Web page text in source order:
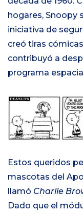
hogares, Snoopy
iniciativa de
creó tiras
contribuyó a
programa
Estos queridos
mascotas del
llamó Charlie
Dado que el